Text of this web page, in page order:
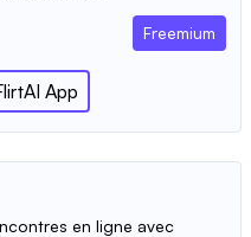
Freemium
App
en ligne avec